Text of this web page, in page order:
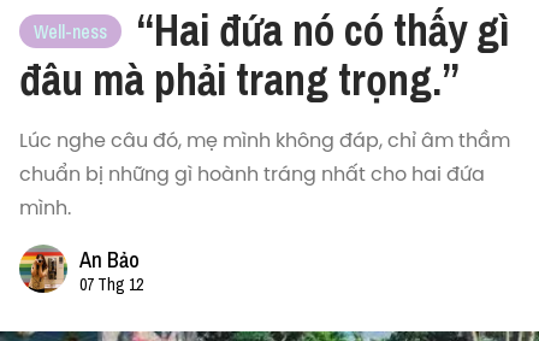
Well-ness
“Hai đứa nó có thấy gì
đâu mà phải trang trọng.”
Lúc nghe câu đó, mẹ mình không đáp, chỉ âm thầm
chuẩn bị những gì hoành tráng nhất cho hai đứa
mình.
An Bảo
07 Thg 12